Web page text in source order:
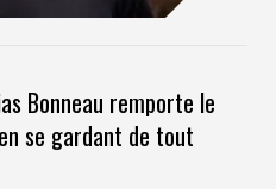
Bonneau remporte le
se gardant de tout